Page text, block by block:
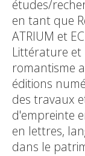
études/
en tant que
ATRIUM et
Littérature et
romantisme
éditions
des travaux
d'empreinte
en lettres,
dans le